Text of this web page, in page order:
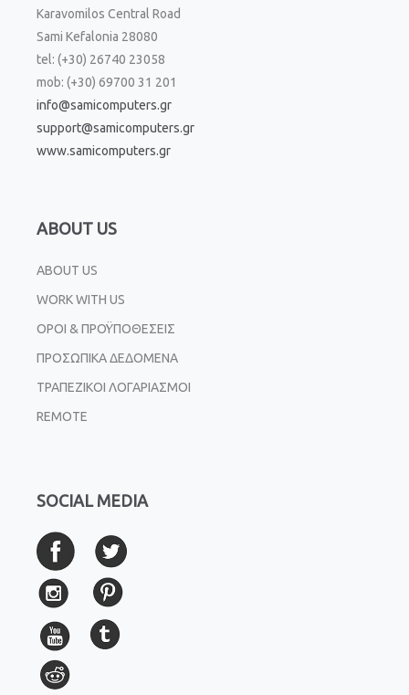
Karavomilos Central Road
Sami Kefalonia 28080
tel: (+30) 26740 23058
mob: (+30) 69700 31 201
info@samicomputers.gr
support@samicomputers.gr
www.samicomputers.gr
ABOUT US
ABOUT US
WORK WITH US
ΟΡΟΙ & ΠΡΟΫΠΟΘΕΣΕΙΣ
ΠΡΟΣΩΠΙΚΑ ΔΕΔΟΜΕΝΑ
ΤΡΑΠΕΖΙΚΟΙ ΛΟΓΑΡΙΑΣΜΟΙ
REMOTE
SOCIAL MEDIA